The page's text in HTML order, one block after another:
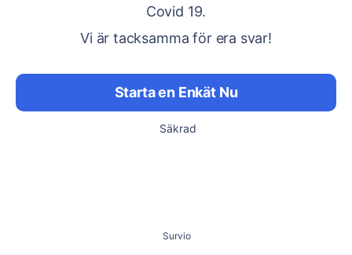
Covid 19.
Vi är tacksamma för era svar!
Starta en Enkät Nu
Säkrad
Survio